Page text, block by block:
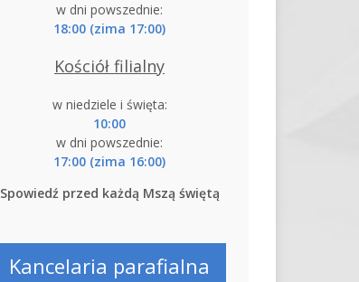
w dni powszednie:
18:00 (zima 17:00)
Kościół filialny
w niedziele i święta:
10:00
w dni powszednie:
17:00 (zima 16:00)
Spowiedź przed każdą Mszą świętą
Kancelaria parafialna